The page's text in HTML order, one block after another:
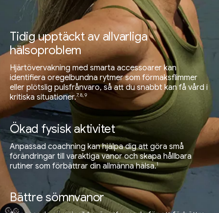
Tidig upptäckt av allvarliga
hälsoproblem
Hjärtövervakning med smarta accessoarer kan
identifiera oregelbundna rytmer som förmaksflimmer
eller plötslig pulsfrånvaro, så att du snabbt kan få vård i
kritiska situationer.7, 8, 9
Ökad fysisk aktivitet
Anpassad coachning kan hjälpa dig att göra små
förändringar till varaktiga vanor och skapa hållbara
rutiner som förbättrar din allmänna hälsa.1
Bättre sömnvanor